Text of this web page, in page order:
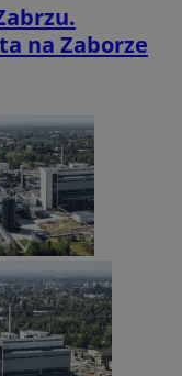
na Zaborze